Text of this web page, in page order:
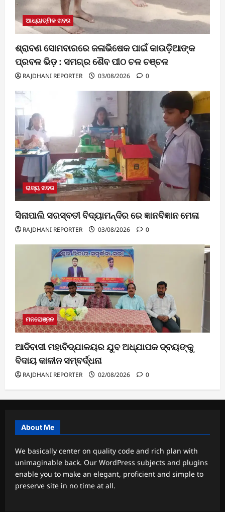
ଆଧ୍ୟାତ୍ମିକ ଖବର
ଶ୍ରାବଣ ସୋମବାରରେ ଜଳାଭିଷେକ ପାଇଁ କାଉଡ଼ିଆଙ୍କ
ପ୍ରବଳ ଭିଡ଼ : ସମଗ୍ର ଶୈବ ପୀଠ ଚଳ ଚଞ୍ଚଳ
RAJDHANI REPORTER 03/08/2026 0
ରାଜ୍ୟ ଖବର
ସିନାପାଲି ସରସ୍ବତୀ ବିଦ୍ୟାମନ୍ଦିର ରେ ଜ୍ଞାନବିଜ୍ଞାନ ମେଳା
RAJDHANI REPORTER 03/08/2026 0
ମନରୋଞ୍ଜନ
ଆଦିବାସୀ ମହାବିଦ୍ଯାଳୟର ଯୁବ ଅଧ୍ଯାପକ ଦ୍ବୟଙ୍କୁ
ବିଦାୟ କାଳୀନ ସମ୍ବର୍ଦ୍ଧନା
RAJDHANI REPORTER 02/08/2026 0
About Me
We basically center on quality code and rich plan with
unimaginable back. Our WordPress subjects and plugins
enable you to make an elegant, proficient and simple to
preserve site in no time at all.